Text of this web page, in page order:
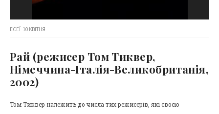
ЕСЕЇ 10 КВІТНЯ
Рай (режисер Том Тиквер,
Німеччина-Італія-Великобританія,
2002)
Том Тиквер належить до числа тих режисерів, які своєю